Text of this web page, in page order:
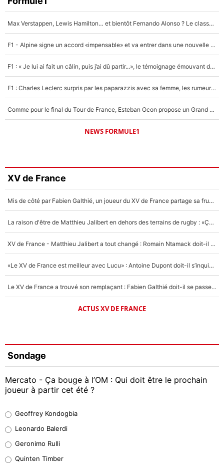
Max Verstappen, Lewis Hamilton… et bientôt Fernando Alonso ? Le classement des pilotes les mieux payés en Formule 1 risque de changer !
F1 - Alpine signe un accord «impensable» et va entrer dans une nouvelle dimension : Grande nouvelle pour Pierre Gasly !
F1 : « Je lui ai fait un câlin, puis j’ai dû partir...», le témoignage émouvant de Max Verstappen sur sa fille
F1 : Charles Leclerc surpris par les paparazzis avec sa femme, les rumeurs étaient vraies !
Comme pour le final du Tour de France, Esteban Ocon propose un Grand Prix de Formule 1 à Paris : «Autour de l’Arc de Triomphe, ce serait génial» !
NEWS FORMULE1
XV de France
Mis de côté par Fabien Galthié, un joueur du XV de France partage sa frustration : «ils ne me l’ont pas dit tout de suite»
La raison d'être de Matthieu Jalibert en dehors des terrains de rugby : «Ça m'atteint autant que si tu touches à un membre de ma famille»
XV de France - Matthieu Jalibert a tout changé : Romain Ntamack doit-il s’inquiéter pour sa place à un an de la Coupe du monde ?
«Le XV de France est meilleur avec Lucu» : Antoine Dupont doit-il s’inquiéter pour sa place ?
Le XV de France a trouvé son remplaçant : Fabien Galthié doit-il se passer d'Antoine Dupont ?
ACTUS XV DE FRANCE
Sondage
Mercato - Ça bouge à l’OM : Qui doit être le prochain
joueur à partir cet été ?
38%
32%
Geoffrey Kondogbia
Leonardo Balerdi
Geronimo Rulli
Quinten Timber